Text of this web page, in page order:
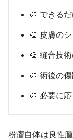
🎨 できる
🎨 皮膚の
🎨 縫合技
🎨 術後の
🎨 必要に
粉瘤自体は良性